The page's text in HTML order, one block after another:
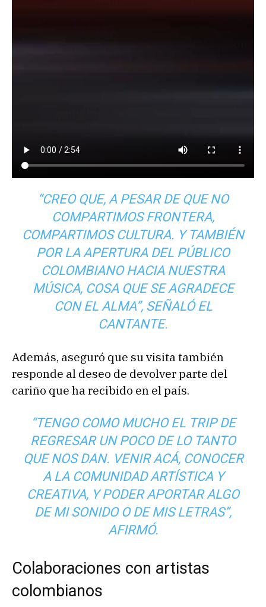
“CREO QUE, A PESAR DE QUE NO
COMPARTIMOS FRONTERA,
COMPARTIMOS CULTURA. Y TAMBIÉN
POR LA APERTURA DEL PÚBLICO
COLOMBIANO HACIA NUESTRA
MÚSICA, COSA QUE SE AGRADECE
CON EL ALMA”, SEÑALÓ EL
CANTANTE.
Además, aseguró que su visita también
responde al deseo de devolver parte del
cariño que ha recibido en el país.
“TENGO COMO MUCHO EL TRIP DE
REGRESAR UN POCO DE LO TANTO
QUE NOS DAN. VENIR ACÁ, CONOCER
A LA COMUNIDAD ARTÍSTICA Y
CREATIVA, Y PODER APORTAR ALGO
DE MI SONIDO O DE MIS LETRAS”,
AFIRMÓ.
Colaboraciones con artistas
colombianos